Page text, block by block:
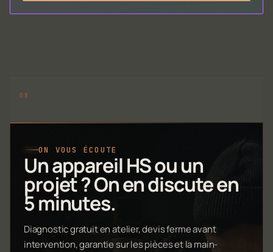
ON VOUS ÉCOUTE
Un appareil HS ou un
projet ? On en discute en
5 minutes.
Diagnostic gratuit en atelier, devis ferme avant
intervention, garantie sur les pièces et la main-